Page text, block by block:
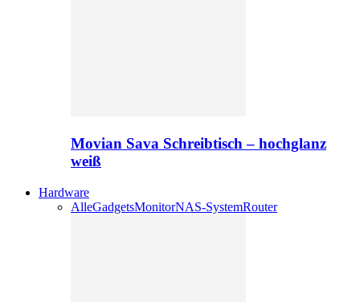
Movian Sava Schreibtisch – hochglanz
weiß
Hardware
AlleGadgetsMonitorNAS-SystemRouter